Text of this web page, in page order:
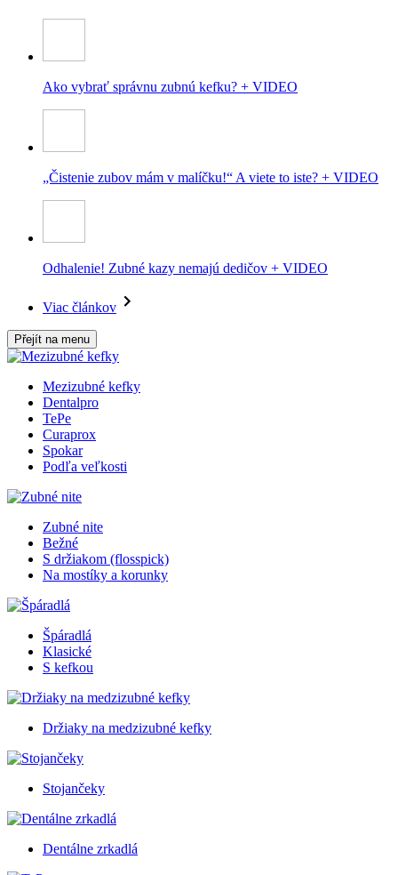
Ako vybrať správnu zubnú kefku? + VIDEO
„Čistenie zubov mám v malíčku!“ A viete to iste? + VIDEO
Odhalenie! Zubné kazy nemajú dedičov + VIDEO
Viac článkov
Přejít na menu
Mezizubné kefky
Dentalpro
TePe
Curaprox
Spokar
Podľa veľkosti
Zubné nite
Bežné
S držiakom (flosspick)
Na mostíky a korunky
Špáradlá
Klasické
S kefkou
Držiaky na medzizubné kefky
Stojančeky
Dentálne zrkadlá